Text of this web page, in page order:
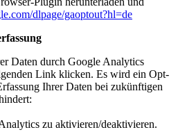
dlpage/gaoptout?hl=de
Daten durch Google Analytics
Link klicken. Es wird ein Opt-
Ihrer Daten bei zukünftigen
zu aktivieren/deaktivieren.